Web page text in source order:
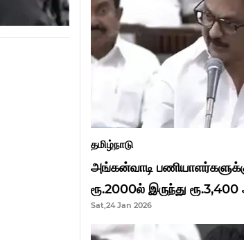
தமிழ்நாடு
அங்கன்வாடி
ரூ.2000ல் இருந்து
முதல்வர் மு.க.ஸ்டாலின்..!
Sat,24 Jan 2026